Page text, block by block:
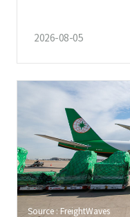
2026-08-05
Source : FreightWaves